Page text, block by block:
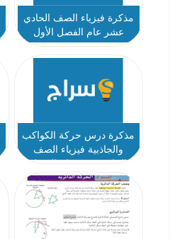
مذكرة فيزياء الصف الحادي
عشر عام الفصل الأول
مذكرة درس حركة الكواكب
والجاذبية فيزياء الصف
الاول - قطوف